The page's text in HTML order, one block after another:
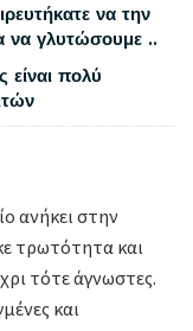
να την
να γλυτώσουμε ..
είναι πολύ
ανήκει στην
τρωτότητα και
τότε άγνωστες.
και